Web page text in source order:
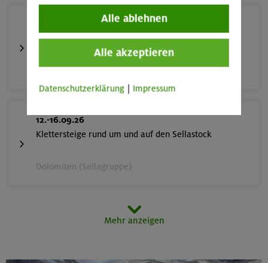
Alpinklettertraining
Gardaseeberge
12.-16.09.26
Klettersteige rund um und auf den Sellastock
Dolomiten (Sellagruppe)
Mehr anzeigen
Alle ablehnen
Alle akzeptieren
Datenschutzerklärung Impressum